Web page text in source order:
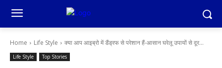
Home Life Style क्या आप आइब्रो में डैंड्रफ से परेशान हैं-आसान घरेलू उपायों से दूर...
Life Style Top Stories